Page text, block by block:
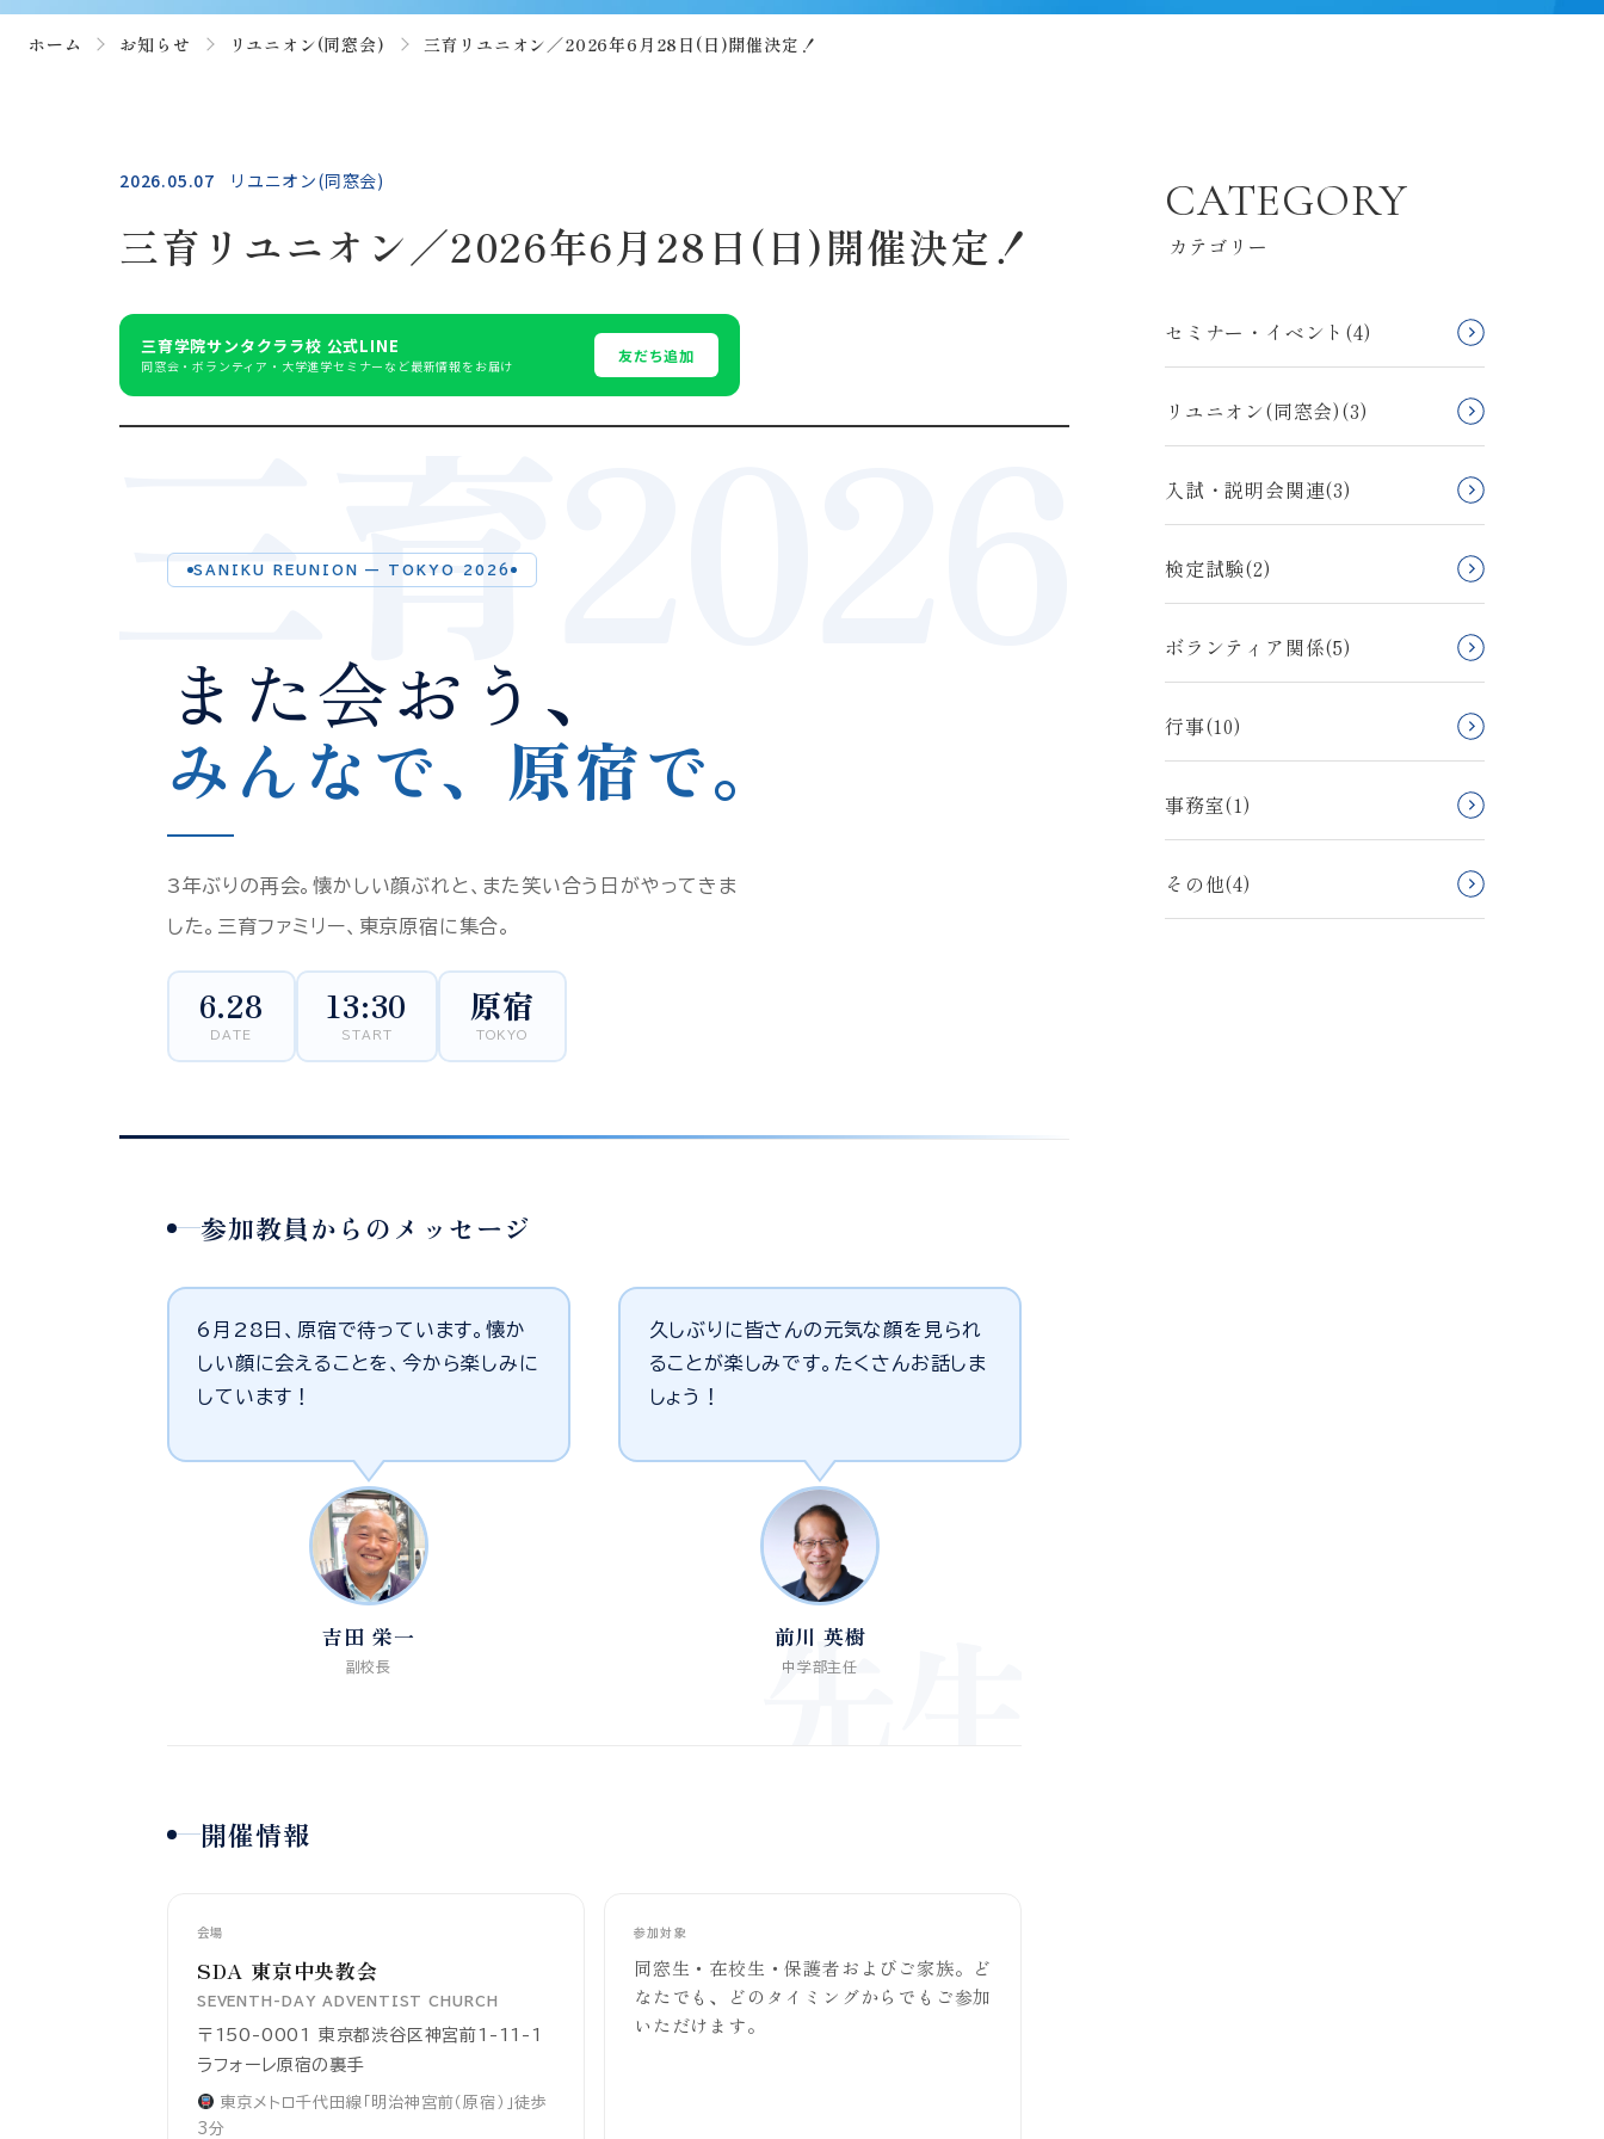
ホーム お知らせ リユニオン(同窓会) 三育リユニオン／2026年6月28日(日)開催決定！
2026.05.07 リユニオン(同窓会)
三育リユニオン／2026年6月28日(日)開催決定！
三育学院サンタクララ校 公式LINE
同窓会・ボランティア・大学進学セミナーなど最新情報をお届け
友だち追加
三育2026
SANIKU REUNION — TOKYO 2026
また会おう、
みんなで、原宿で。
3年ぶりの再会。懐かしい顔ぶれと、また笑い合う日がやってきま
した。三育ファミリー、東京原宿に集合。
6.28
DATE
13:30
START
原宿
TOKYO
先生
参加教員からのメッセージ
6月28日、原宿で待っています。懐か
しい顔に会えることを、今から楽しみに
しています！
吉田 栄一
副校長
久しぶりに皆さんの元気な顔を見られ
ることが楽しみです。たくさんお話しま
しょう！
前川 英樹
中学部主任
開催情報
会場
SDA 東京中央教会
SEVENTH-DAY ADVENTIST CHURCH
〒150-0001 東京都渋谷区神宮前1-11-1
ラフォーレ原宿の裏手
東京メトロ千代田線「明治神宮前（原宿）」徒歩
3分
参加対象
同窓生・在校生・保護者およびご家族。ど
なたでも、どのタイミングからでもご参加
いただけます。
CATEGORY
カテゴリー
セミナー・イベント(4)
リユニオン(同窓会)(3)
入試・説明会関連(3)
検定試験(2)
ボランティア関係(5)
行事(10)
事務室(1)
その他(4)